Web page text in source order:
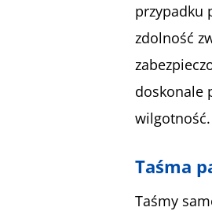
przypadku
zdolność
doskonale
wilgotność.
Taśma
Taśmy